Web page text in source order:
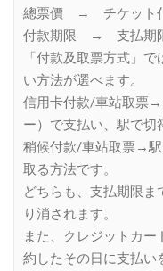
總票價 → チケット代
付款期限 → 支払期限
「付款及取票方式」
い方法が選べます。
信用卡付款/車站取票→
ー）で支払い、駅で切
稍候付款/車站取票→駅
取る方法です。
どちらも、支払期限ま
り消されます。
また、クレジットカ
約したその日に支払い